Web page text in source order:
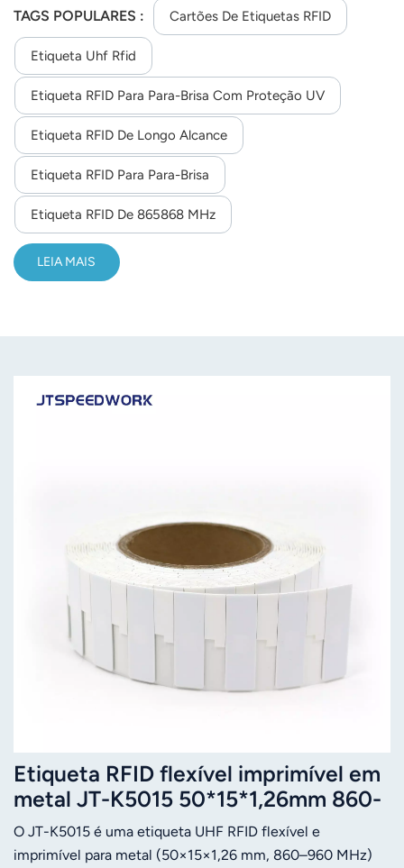
com codificação predefinida, a etiqueta permite
codificação de dados adicionais conforme as
necessidades especificadas.
TAGS POPULARES : Cartões De Etiquetas RFID
Etiqueta Uhf Rfid
Etiqueta RFID Para Para-Brisa Com Proteção UV
Etiqueta RFID De Longo Alcance
Etiqueta RFID Para Para-Brisa
Etiqueta RFID De 865868 MHz
LEIA MAIS
Etiqueta RFID flexível imprimível em
metal JT-K5015 50*15*1,26mm 860-
960Mhz UHF
O JT-K5015 é uma etiqueta UHF RFID flexível e
imprimível para metal (50×15×1,26 mm, 860–960 MHz)